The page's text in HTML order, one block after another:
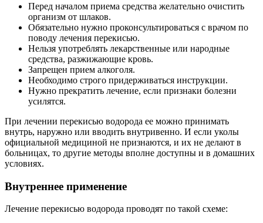
Перед началом приема средства желательно очистить
организм от шлаков.
Обязательно нужно проконсультироваться с врачом по
поводу лечения перекисью.
Нельзя употреблять лекарственные или народные
средства, разжижающие кровь.
Запрещен прием алкоголя.
Необходимо строго придерживаться инструкции.
Нужно прекратить лечение, если признаки болезни
усилятся.
При лечении перекисью водорода ее можно принимать
внутрь, наружно или вводить внутривенно. И если уколы
официальной медициной не признаются, и их не делают в
больницах, то другие методы вполне доступны и в домашних
условиях.
Внутреннее применение
Лечение перекисью водорода проводят по такой схеме: